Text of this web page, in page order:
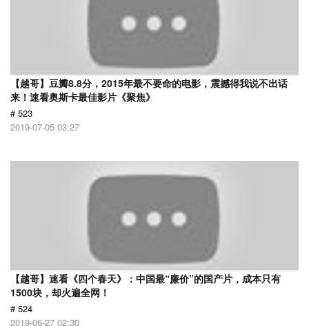
【越哥】豆瓣8.8分，2015年最不要命的电影，震撼得我说不出话
来！速看奥斯卡最佳影片《聚焦》
# 523
2019-07-05 03:27
【越哥】速看《四个春天》：中国最“廉价”的国产片，成本只有
1500块，却火遍全网！
# 524
2019-06-27 02:30